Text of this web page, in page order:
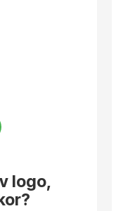
logo,